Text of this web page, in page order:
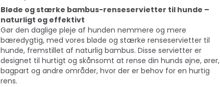
Bløde og stærke bambus-renseservietter til hunde –
naturligt og effektivt
Gør den daglige pleje af hunden nemmere og mere
bæredygtig, med vores bløde og stærke renseservietter til
hunde, fremstillet af naturlig bambus. Disse servietter er
designet til hurtigt og skånsomt at rense din hunds øjne, ører,
bagpart og andre områder, hvor der er behov for en hurtig
rens.